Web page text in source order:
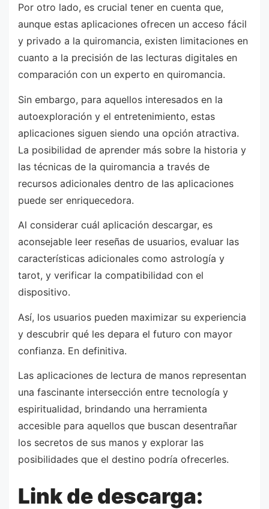
Por otro lado, es crucial tener en cuenta que,
aunque estas aplicaciones ofrecen un acceso fácil
y privado a la quiromancia, existen limitaciones en
cuanto a la precisión de las lecturas digitales en
comparación con un experto en quiromancia.
Sin embargo, para aquellos interesados en la
autoexploración y el entretenimiento, estas
aplicaciones siguen siendo una opción atractiva.
La posibilidad de aprender más sobre la historia y
las técnicas de la quiromancia a través de
recursos adicionales dentro de las aplicaciones
puede ser enriquecedora.
Al considerar cuál aplicación descargar, es
aconsejable leer reseñas de usuarios, evaluar las
características adicionales como astrología y
tarot, y verificar la compatibilidad con el
dispositivo.
Así, los usuarios pueden maximizar su experiencia
y descubrir qué les depara el futuro con mayor
confianza. En definitiva.
Las aplicaciones de lectura de manos representan
una fascinante intersección entre tecnología y
espiritualidad, brindando una herramienta
accesible para aquellos que buscan desentrañar
los secretos de sus manos y explorar las
posibilidades que el destino podría ofrecerles.
Link de descarga: